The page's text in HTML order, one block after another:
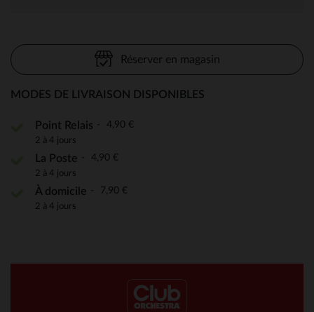
Réserver en magasin
MODES DE LIVRAISON DISPONIBLES
Point Relais 4,90 €
2 à 4 jours
La Poste 4,90 €
2 à 4 jours
À domicile 7,90 €
2 à 4 jours